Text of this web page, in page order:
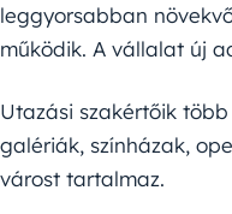
leggyorsabban
működik. A vállalat új
Utazási szakértőik
galériák, színházak,
várost tartalmaz.